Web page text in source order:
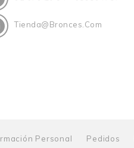
Tienda@bronces.com
Personal Pedidos